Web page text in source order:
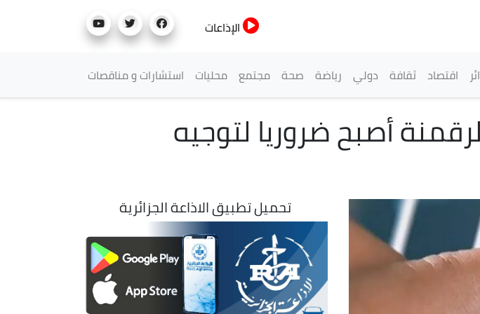
الإذاعات
اقتصاد ثقافة دولي رياضة صحة مجتمع محليات استشارات و مناقصات
أصبح ضروريا لتوجيه
تحميل تطبيق الاذاعة الجزائرية